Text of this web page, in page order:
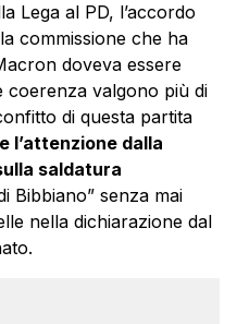
Lega al PD, l’accordo
commissione che ha
doveva essere
coerenza valgono più di
di questa partita
l’attenzione dalla
saldatura
Bibbiano” senza mai
nella dichiarazione dal